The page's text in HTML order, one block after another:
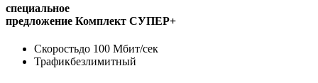
специальное
предложение Комплект СУПЕР+
Скоростьдо 100 Мбит/сек
Трафикбезлимитный